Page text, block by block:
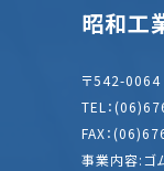
昭和工
〒542-0064
TEL：
FAX：
事業内容:ゴ